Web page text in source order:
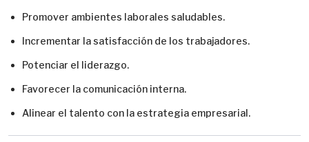
Promover ambientes laborales saludables.
Incrementar la satisfacción de los trabajadores.
Potenciar el liderazgo.
Favorecer la comunicación interna.
Alinear el talento con la estrategia empresarial.